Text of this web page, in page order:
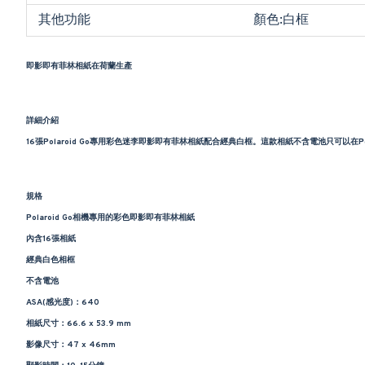
其他功能
顏色:白框
即影即有菲林相紙在荷蘭生產
詳細介紹
16張Polaroid Go專用彩色迷李即影即有菲林相紙配合經典白框。這款相紙不含電池只可以在
規格
Polaroid Go相機專用的彩色即影即有菲林相紙
內含16張相紙
經典白色相框
不含電池
ASA(感光度)：640
相紙尺寸：66.6 x 53.9 mm
影像尺寸：47 x 46mm